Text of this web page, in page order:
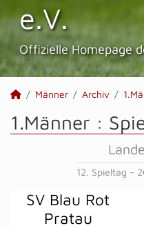
e.V.
Offizielle Homepage
Männer Archiv
1.Männer :
12. Spieltag -
SV Blau Rot
Pratau